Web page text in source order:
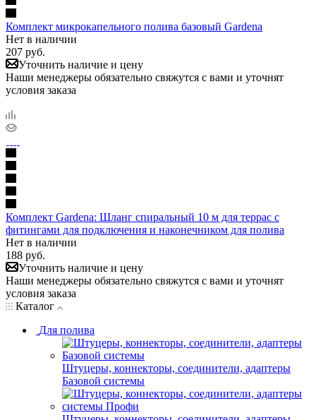
Комплект микрокапельного полива базовый Gardena
Нет в наличии
207 руб.
Уточнить наличие и цену
Наши менеджеры обязательно свяжутся с вами и уточнят
условия заказа
Комплект Gardena: Шланг спиральный 10 м для террас с
фитингами для подключения и наконечником для полива
Нет в наличии
188 руб.
Уточнить наличие и цену
Наши менеджеры обязательно свяжутся с вами и уточнят
условия заказа
Каталог
Для полива
Штуцеры, коннекторы, соединители, адаптеры
Базовой системы